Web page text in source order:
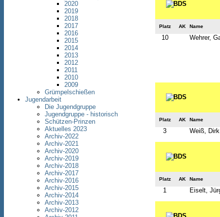
2020
2019
2018
2017
2016
2015
2014
2013
2012
2011
2010
2009
Grümpelschießen
Jugendarbeit
Die Jugendgruppe
Jugendgruppe - historisch
Schützen-Prinzen
Aktuelles 2023
Archiv-2022
Archiv-2021
Archiv-2020
Archiv-2019
Archiv-2018
Archiv-2017
Archiv-2016
Archiv-2015
Archiv-2014
Archiv-2013
Archiv-2012
Platz AK Name
10 Wehrer,
Platz AK Name
3 Weiß, Dirk
Platz AK Name
1 Eiselt,